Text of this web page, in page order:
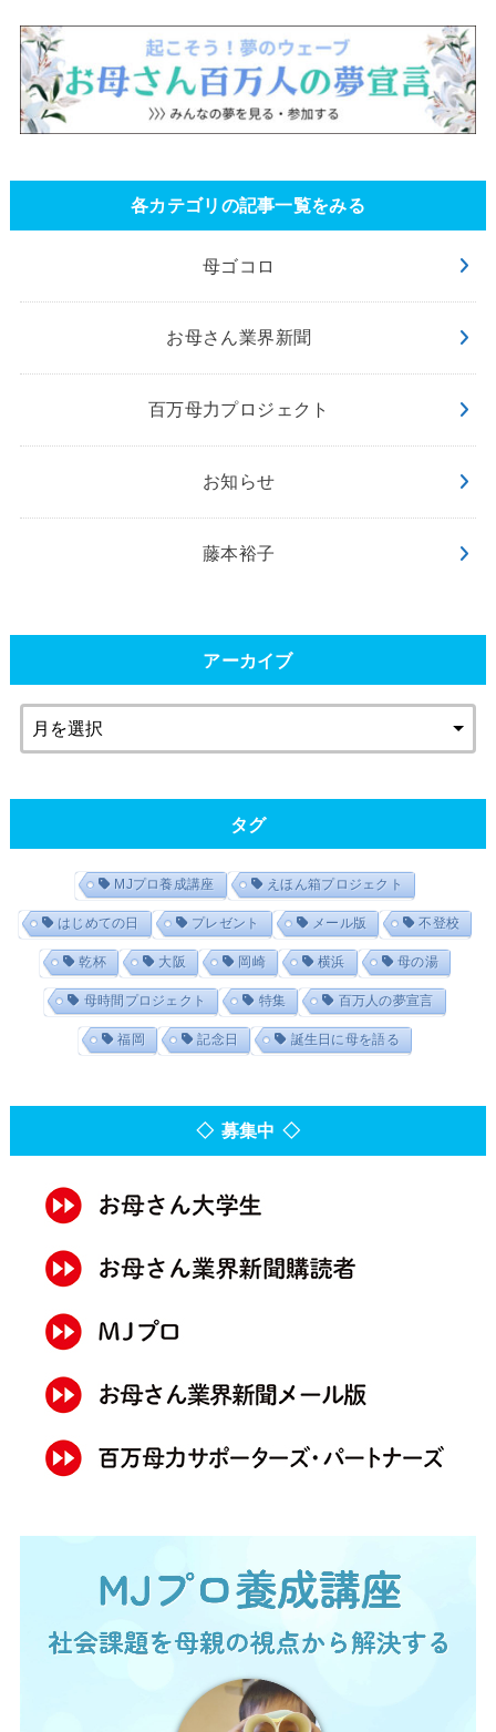
各カテゴリの記事一覧をみる
母ゴコロ
お母さん業界新聞
百万母力プロジェクト
お知らせ
藤本裕子
アーカイブ
タグ
MJプロ養成講座 えほん箱プロジェクト
はじめての日 プレゼント メール版 不登校
乾杯 大阪 岡崎 横浜 母の湯
母時間プロジェクト 特集 百万人の夢宣言
福岡 記念日 誕生日に母を語る
◇ 募集中 ◇